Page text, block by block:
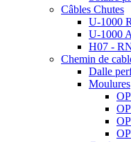
Câbles Chutes
U-1000
U-1000
H07 -
Chemin de
Dalle
Moulures